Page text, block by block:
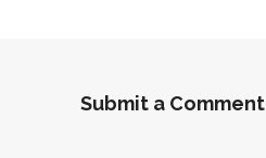
Submit a Comment